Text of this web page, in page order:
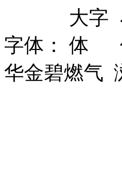
字体：
华金碧燃气